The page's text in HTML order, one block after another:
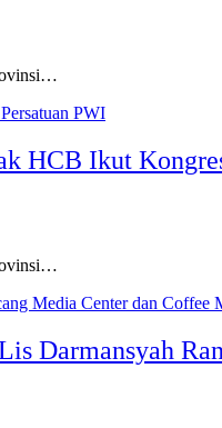
HCB Ikut
Darmansyah